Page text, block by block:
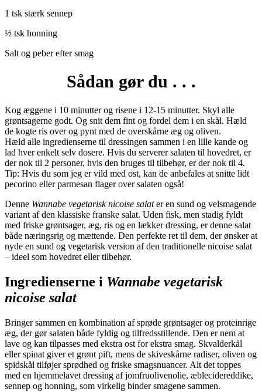
1 tsk stærk sennep
½ tsk honning
Salt og peber efter smag
Sådan gør du . . .
Kog æggene i 10 minutter og risene i 12-15 minutter. Skyl alle
grøntsagerne godt. Og snit dem fint og fordel dem i en skål. Hæld
de kogte ris over og pynt med de overskårne æg og oliven.
Hæld alle ingredienserne til dressingen sammen i en lille kande og
lad hver enkelt selv dosere. Hvis du serverer salaten til hovedret, er
der nok til 2 personer, hvis den bruges til tilbehør, er der nok til 4.
Tip: Hvis du som jeg er vild med ost, kan de anbefales at snitte lidt
pecorino eller parmesan flager over salaten også!
Denne Wannabe vegetarisk nicoise salater en sund og velsmagende
variant af den klassiske franske salat. Uden fisk, men stadig fyldt
med friske grøntsager, æg, ris og en lækker dressing, er denne salat
både næringsrig og mættende. Den perfekte ret til dem, der ønsker at
nyde en sund og vegetarisk version af den traditionelle nicoise salat
– ideel som hovedret eller tilbehør.
Ingredienserne i Wannabe vegetarisk
nicoise salat
Bringer sammen en kombination af sprøde grøntsager og proteinrige
æg, der gør salaten både fyldig og tilfredsstillende. Den er nem at
lave og kan tilpasses med ekstra ost for ekstra smag. Skvalderkål
eller spinat giver et grønt pift, mens de skiveskårne radiser, oliven og
spidskål tilføjer sprødhed og friske smagsnuancer. Alt det toppes
med en hjemmelavet dressing af jomfruolivenolie, æblecidereddike,
sennep og honning, som virkelig binder smagene sammen.